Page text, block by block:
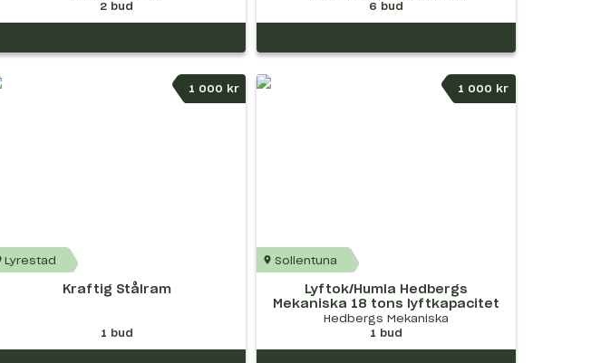
2 bud
6 bud
Lyrestad
1 000 kr
Kraftig Stålram
1 bud
Sollentuna
1 000 kr
Lyftok/Humla Hedbergs
Mekaniska 18 tons lyftkapacitet
Hedbergs Mekaniska
1 bud